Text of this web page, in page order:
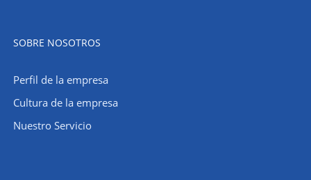
SOBRE NOSOTROS
Perfil de la empresa
Cultura de la empresa
Nuestro Servicio